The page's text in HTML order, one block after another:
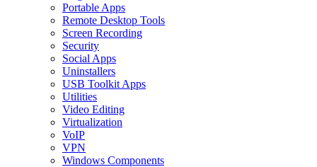
Portable Apps
Remote Desktop Tools
Screen Recording
Security
Social Apps
Uninstallers
USB Toolkit Apps
Utilities
Video Editing
Virtualization
VoIP
VPN
Windows Components